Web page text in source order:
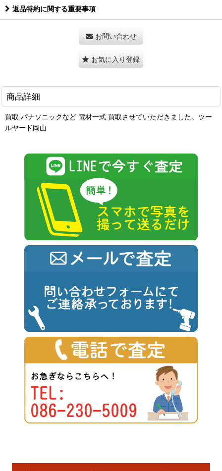
返品特約に関する重要事項
お問い合わせ
お気に入り登録
商品詳細
買取 パナソニックなど 電材一式 買取させていただきました。ツー
ルヤード岡山